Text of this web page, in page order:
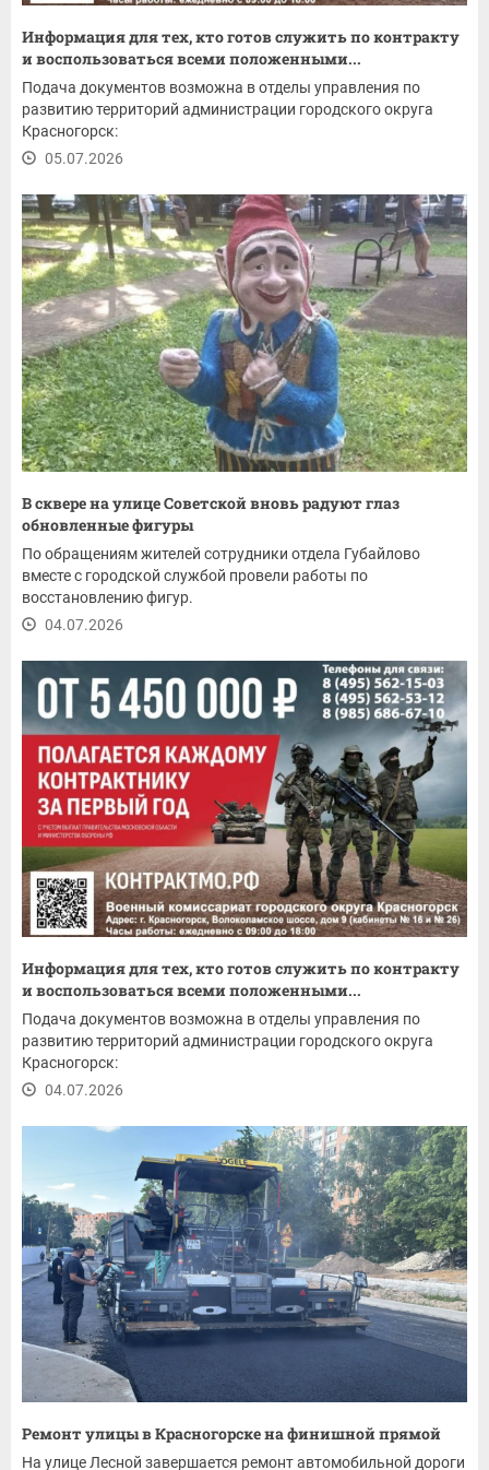
Информация для тех, кто готов служить по контракту
и воспользоваться всеми положенными...
Подача документов возможна в отделы управления по
развитию территорий администрации городского округа
Красногорск:
05.07.2026
В сквере на улице Советской вновь радуют глаз
обновленные фигуры
По обращениям жителей сотрудники отдела Губайлово
вместе с городской службой провели работы по
восстановлению фигур.
04.07.2026
Информация для тех, кто готов служить по контракту
и воспользоваться всеми положенными...
Подача документов возможна в отделы управления по
развитию территорий администрации городского округа
Красногорск:
04.07.2026
Ремонт улицы в Красногорске на финишной прямой
На улице Лесной завершается ремонт автомобильной дороги